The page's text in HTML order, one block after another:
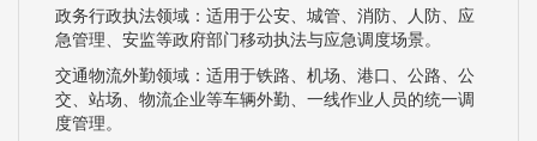
政务行政执法领域：适用于公安、城管、消防、人防、应
急管理、安监等政府部门移动执法与应急调度场景。
交通物流外勤领域：适用于铁路、机场、港口、公路、公
交、站场、物流企业等车辆外勤、一线作业人员的统一调
度管理。